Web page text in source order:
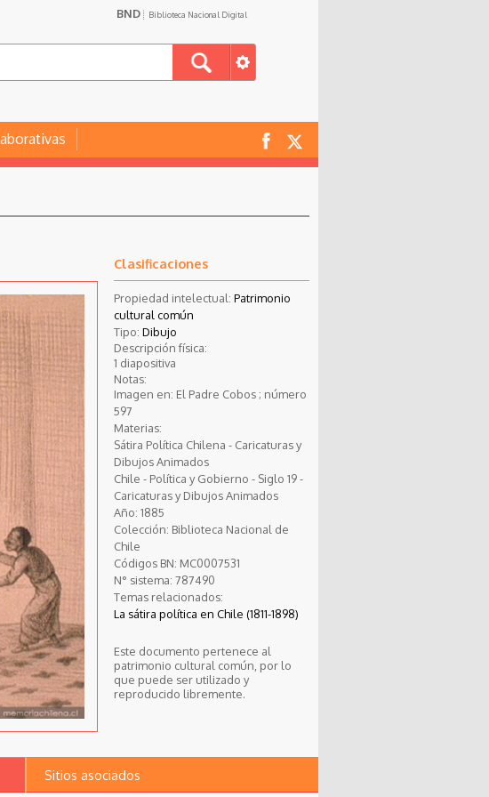
BND Biblioteca Nacional Digital
Clasificaciones
Propiedad intelectual: Patrimonio
cultural común
Tipo: Dibujo
Descripción física:
1 diapositiva
Notas:
Imagen en: El Padre Cobos ; número
597
Materias:
Sátira Política Chilena - Caricaturas y
Dibujos Animados
Chile - Política y Gobierno - Siglo 19 -
Caricaturas y Dibujos Animados
Año: 1885
Colección: Biblioteca Nacional de
Chile
Códigos BN: MC0007531
N° sistema: 787490
Temas relacionados:
La sátira política en Chile (1811-1898)
Este documento pertenece al
patrimonio cultural común, por lo
que puede ser utilizado y
reproducido libremente.
Sitios asociados